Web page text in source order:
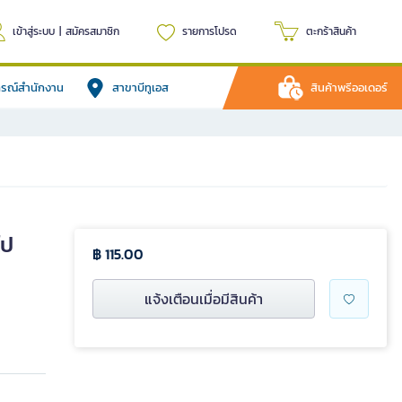
เข้าสู่ระบบ | สมัครสมาชิก รายการโปรด ตะกร้าสินค้า
รณ์สำนักงาน สาขาบีทูเอส สินค้าพรีออเดอร์
฿ 115.00
แจ้งเตือนเมื่อมีสินค้า